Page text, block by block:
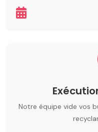
Notre équipe vide vos